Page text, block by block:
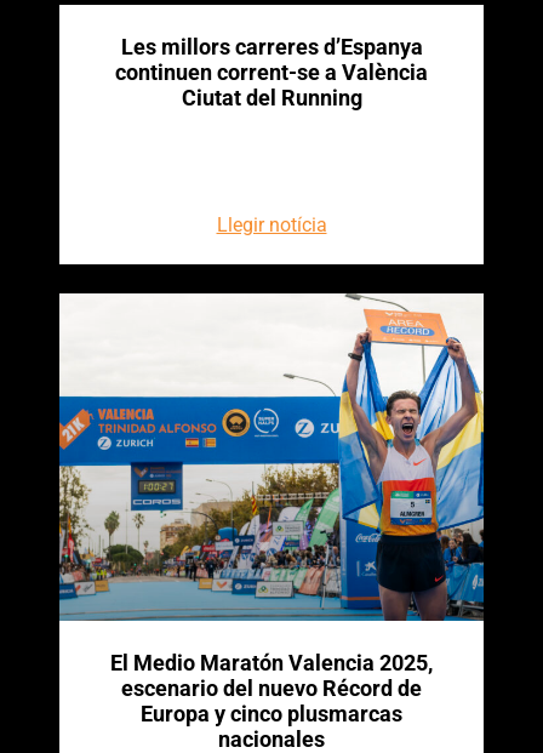
Les millors carreres d’Espanya
continuen corrent-se a València
Ciutat del Running
Llegir notícia
El Medio Maratón Valencia 2025,
escenario del nuevo Récord de
Europa y cinco plusmarcas
nacionales